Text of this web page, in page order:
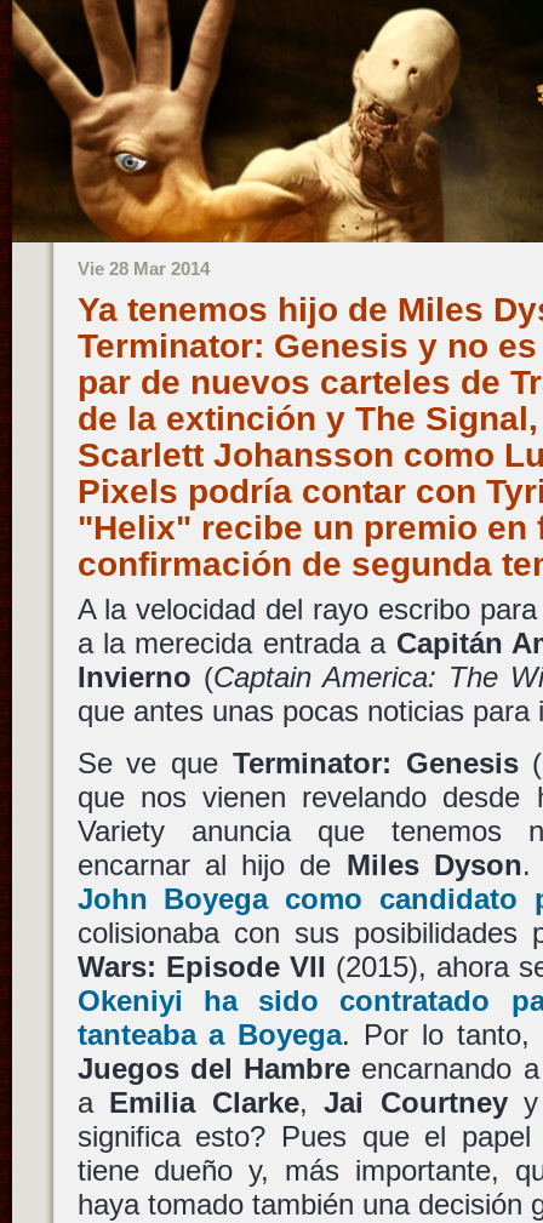
Vie 28 Mar 2014
Ya tenemos hijo de Miles
Terminator: Genesis y no
par de nuevos carteles de
de la extinción y The
Scarlett Johansson como
Pixels podría contar con
"Helix" recibe un premio en
confirmación de segunda
A la velocidad del rayo escribo
a la merecida entrada a Capitán
Invierno (Captain America: The
que antes unas pocas noticias
Se ve que Terminator: Genesis
que nos vienen revelando
Variety anuncia que tenemos
encarnar al hijo de Miles Dyson.
John Boyegacomo candidato
colisionaba con sus
Wars: Episode VII (2015), ahora
Okeniyi ha sido contratado
tanteaba a Boyega. Por lo tanto,
Juegos del Hambre encarnando
a Emilia Clarke,Jai Courtney
significa esto? Pues que el
tiene dueño y, más importante,
haya tomado también una decisión